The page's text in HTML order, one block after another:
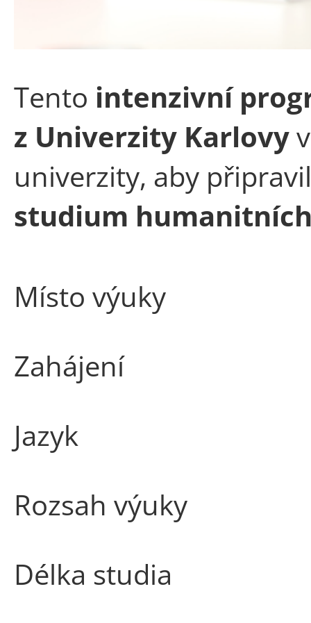
Tento intenzivní
z Univerzity Karlovy
univerzity, aby
studium
Místo výuky
Jazyk
Zahájení
Rozsah výuky
Délka studia